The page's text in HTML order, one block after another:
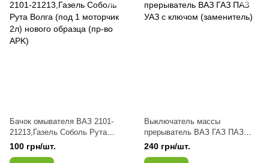
Бачок омывателя ВАЗ 2101-
21213,Газель Соболь Рута
Волга (под 1 моторчик 2л)
нового образца (пр-во APK)
100 грн/шт.
Выключатель массы
прерыватель ВАЗ ГАЗ ПАЗ
УАЗ с ключом (заменитель)
240 грн/шт.